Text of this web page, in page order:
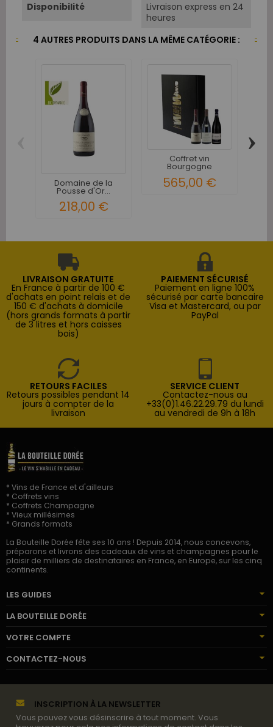
Disponibilité
Livraison express en 24
heures
4 AUTRES PRODUITS DANS LA MÊME CATÉGORIE :
Domaine de la
Pousse d'Or...
218,00 €
Coffret vin
Bourgogne
Chambolle-Musigny
3...
565,00 €
›
LIVRAISON GRATUITE
En France à partir de 100 €
d'achats en point relais et de
150 € d'achats à domicile
(hors grands formats à partir
de 3 litres et hors caisses
bois)
PAIEMENT SÉCURISÉ
Paiement en ligne 100%
sécurisé par carte bancaire
Visa et Mastercard, ou par
PayPal
RETOURS FACILES
Retours possibles pendant 14
jours à compter de la
livraison
SERVICE CLIENT
Contactez-nous au
+33(0)1.46.22.29.79 du lundi
au vendredi de 9h à 18h
* Vins de France et d'ailleurs
* Coffrets vins
* Coffrets Champagne
* Vieux millésimes
* Grands formats
La Bouteille Dorée fête ses 10 ans ! Depuis 2014, nous concevons,
préparons et livrons des cadeaux de vins et champagnes pour le
plaisir de milliers de destinataires en France, en Europe, sur les cinq
continents.
LES GUIDES
LA BOUTEILLE DORÉE
VOTRE COMPTE
CONTACTEZ-NOUS
INSCRIPTION À LA NEWSLETTER
Vous pouvez vous désinscrire à tout moment. Vous